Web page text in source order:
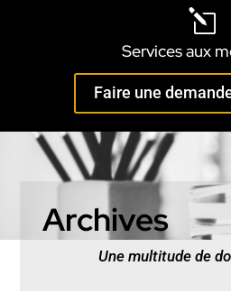
l
Services aux
Faire une
Archives
Une multitude de